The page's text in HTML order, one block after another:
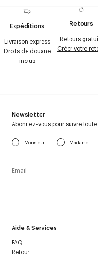
Expéditions
Livraison express
Droits de douane
inclus
Retours
Retours
Créer votre
Aide & Services
FAQ
Retour
Newsletter
Abonnez-vous pour suivre
Monsieur Madame